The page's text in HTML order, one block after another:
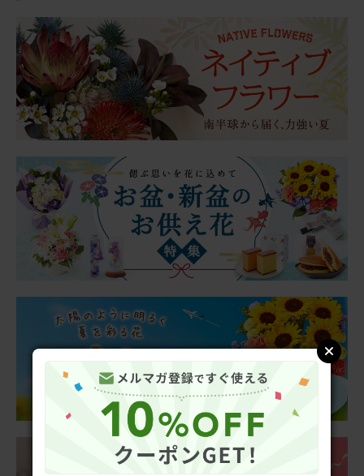
ました。 温度差のない玄関に置いていますが、とても長持
ち！ サイズ感も良かったです。 玄関に行くたびに眺めて
います♪
アレンジメント(ピンク) Sサイズ
aipon211
40代
用途：
自宅用
期待通りでした
クリスマスからお正月にかけて長く楽しみたいと思い赤い
お花の鉢植えにしましたが、期待通りどちらのイベントに
も合い、1月4日現在も綺麗に咲いています。お花があるだ
アレンジメント(赤) Sサイズ
2025/12/26
ブルーミーユーザーさん 50代